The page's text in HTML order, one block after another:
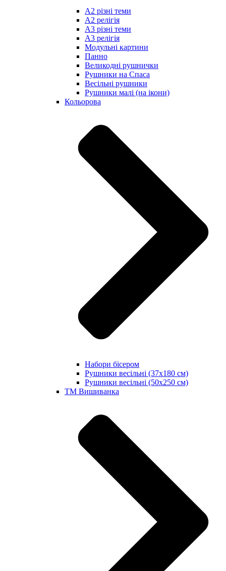
А2 різні теми
А2 релігія
А3 різні теми
А3 релігія
Модульні картини
Панно
Великодні рушнички
Рушники на Спаса
Весільні рушники
Рушники малі (на ікони)
Кольорова
Набори бісером
Рушники весільні (37х180 см)
Рушники весільні (50х250 см)
ТМ Вишиванка